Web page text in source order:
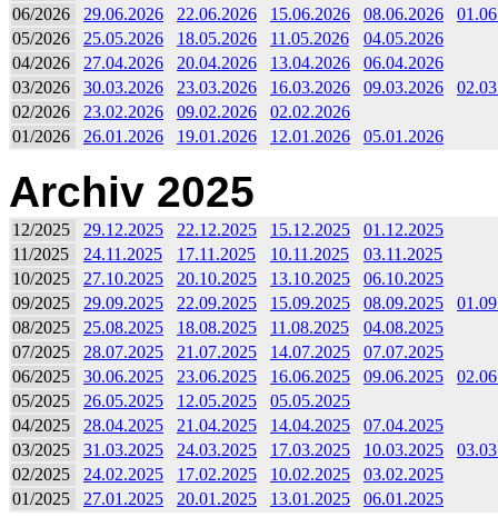
06/2026
29.06.2026 22.06.2026 15.06.2026 08.06.2026
05/2026
25.05.2026 18.05.2026 11.05.2026
04.05.2026
04/2026
27.04.2026 20.04.2026 13.04.2026
06.04.2026
03/2026
30.03.2026 23.03.2026 16.03.2026 09.03.2026
02/2026
23.02.2026 09.02.2026
02.02.2026
01/2026
26.01.2026 19.01.2026 12.01.2026 05.01.2026
Archiv 2025
12/2025 29.12.2025 22.12.2025 15.12.2025
01.12.2025
11/2025
24.11.2025 17.11.2025 10.11.2025
03.11.2025
10/2025
27.10.2025 20.10.2025 13.10.2025
06.10.2025
09/2025
29.09.2025 22.09.2025 15.09.2025 08.09.2025
08/2025
25.08.2025 18.08.2025 11.08.2025
04.08.2025
07/2025
28.07.2025 21.07.2025 14.07.2025
07.07.2025
06/2025
30.06.2025 23.06.2025 16.06.2025 09.06.2025
05/2025
26.05.2025 12.05.2025
05.05.2025
04/2025
28.04.2025 21.04.2025 14.04.2025
07.04.2025
03/2025
31.03.2025 24.03.2025 17.03.2025 10.03.2025
02/2025
24.02.2025 17.02.2025 10.02.2025
03.02.2025
01/2025
27.01.2025 20.01.2025 13.01.2025 06.01.2025